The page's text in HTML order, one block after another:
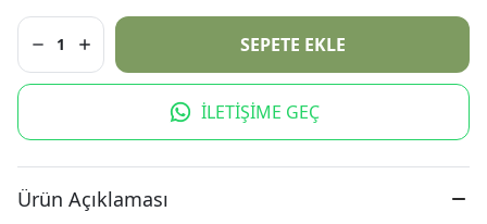
1 SEPETE EKLE
İLETİŞİME GEÇ
Ürün Açıklaması